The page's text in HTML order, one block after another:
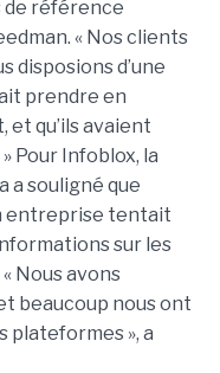
de référence
« Nos clients
disposions d’une
prendre en
qu’ils avaient
Pour Infoblox, la
a souligné que
entreprise tentait
sur les
Nous avons
beaucoup nous ont
plateformes », a